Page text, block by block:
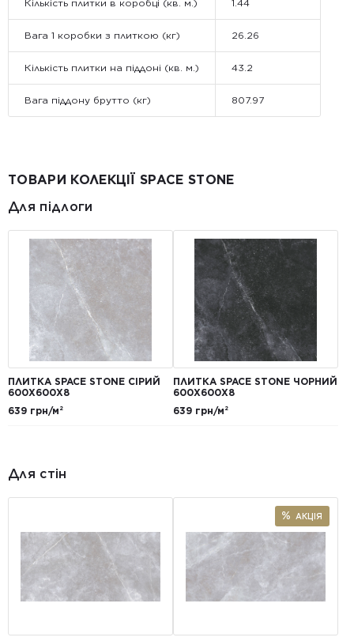
Кількість плитки в коробці (кв. м.) 1.44
Вага 1 коробки з плиткою (кг) 26.26
Кількість плитки на піддоні (кв. м.) 43.2
Вага піддону брутто (кг) 807.97
ТОВАРИ КОЛЕКЦІЇ SPACE STONE
Для підлоги
ПЛИТКА SPACE STONE СІРИЙ
600X600X8
639 грн/м²
ПЛИТКА SPACE STONE ЧОРНИЙ
600X600X8
639 грн/м²
Для стін
АКЦІЯ